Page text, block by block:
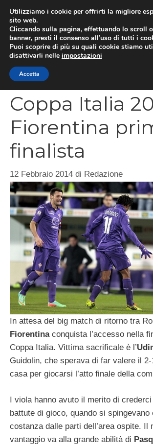
contenuto
Coppa Italia
Fiorentina
finalista
12 Febbraio 2014 di Redazione
In attesa del big match di ritorno tra
Fiorentinaconquista l’accesso nella
Coppa Italia. Vittima sacrificale è l’
Guidolin, che sperava di far valere il
casa per giocarsi l’atto finale della
I viola hanno avuto il merito di
battute di gioco, quando si spingevano
costanza dalle parti dell’area ospite. Il
vantaggio va alla grande abilità di
Utilizziamo i cookie per offrirti la migliore
sito web.
Cliccando sulla pagina, effettuando lo scroll
banner, presti il consenso all’uso di tutti i
Puoi scoprire di più su quali cookie stiamo
disattivarli nelle impostazioni
Accetta